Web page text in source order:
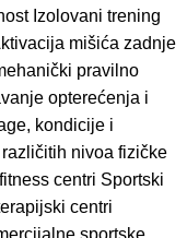
Izolovani trening
mišića zadnje
pravilno
opterećenja i
kondicije i
nivoa fizičke
centri Sportski
centri
sportske